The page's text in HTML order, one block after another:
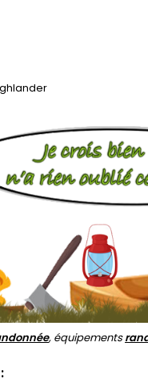
, équipements